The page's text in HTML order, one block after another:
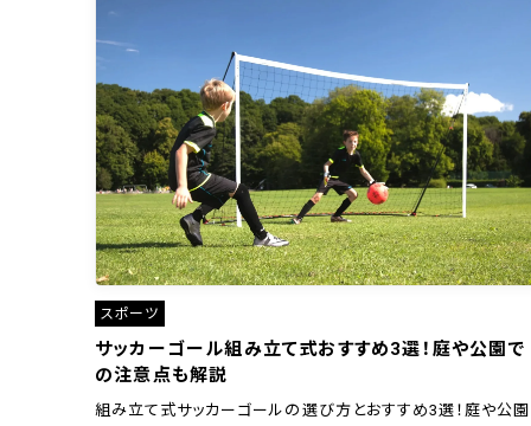
スポーツ
サッカーゴール組み立て式おすすめ3選！庭や公園で
の注意点も解説
組み立て式サッカーゴールの選び方とおすすめ3選！庭や公園